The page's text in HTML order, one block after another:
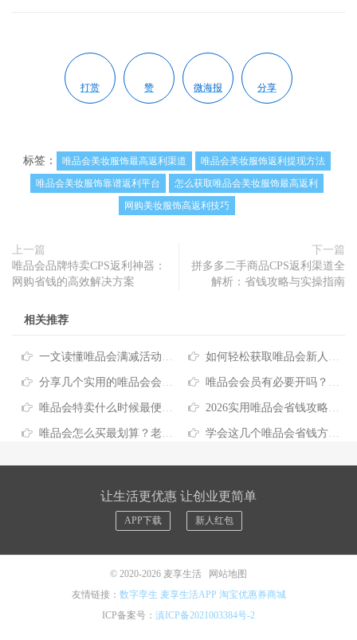
打赏 赞 微海报 分享
标签： 唯品会美妆服饰最高返利渠道
唯品会美妆服饰返利提现方法
唯品会美妆服饰靠谱返利平台
怎么获取唯品会美妆服饰最高返利
网购美妆服饰高返利技巧
上一篇
唯品会品牌特卖CPS返利神器：
网购省钱的高效解决方案
下一篇
拼多多二手商品CPS返利渠道全
解析：省钱攻略与实操指南
相关推荐
一文读懂唯品会满减活动规则：这样查优惠更省心 如何轻松获取唯品会新人优惠，开启省钱购物之旅
分享几个实用的唯品会会员省钱技巧 唯品会会员有必要开吗？看完这篇帮你省下冤枉钱
唯品会特卖什么时候最便宜？找准节点帮你轻松省出零花钱 2026实用唯品会省钱攻略，这样买比别人省一半
唯品会怎么买最划算？老玩家都在用的省钱攻略 学会这几个唯品会省钱方法，一年省下不少钱
让生活更优惠 让创业更简单
APP下载 新人红包
© 2020-2026 麦享生活
网站地图
友情链接： 数字孪生 麦享生活APP 淘宝优惠券商城
ICP备案号： 滇ICP备2021003384号-2